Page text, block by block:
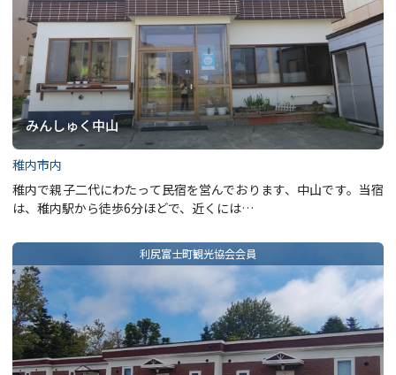
みんしゅく中山
稚内市内
稚内で親子二代にわたって民宿を営んでおります、中山です。当宿
は、稚内駅から徒歩6分ほどで、近くには…